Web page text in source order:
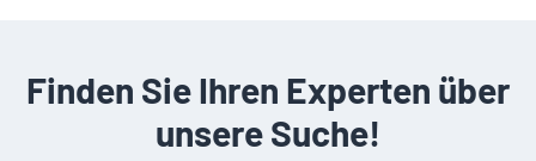
Finden Sie Ihren Experten über
unsere Suche!